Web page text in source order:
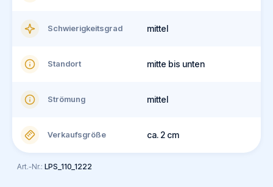
Schwierigkeitsgrad mittel
Standort mitte bis unten
Strömung mittel
Verkaufsgröße ca. 2 cm
Art.-Nr.: LPS_110_1222